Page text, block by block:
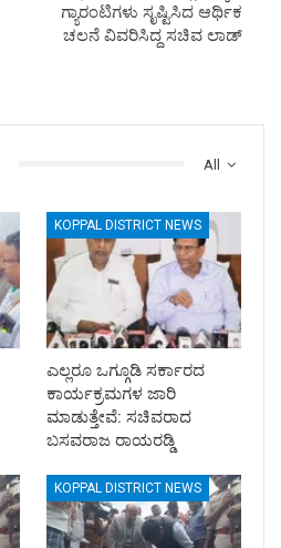
ಗ್ಯಾರಂಟಿಗಳು ಸೃಷ್ಟಿಸಿದ ಆರ್ಥಿಕ
ಚಲನೆ ವಿವರಿಸಿದ್ದ ಸಚಿವ ಲಾಡ್
All
KOPPAL DISTRICT NEWS
ಎಲ್ಲರೂ ಒಗ್ಗೂಡಿ ಸರ್ಕಾರದ
ಕಾರ್ಯಕ್ರಮಗಳ ಜಾರಿ
ಮಾಡುತ್ತೇವೆ: ಸಚಿವರಾದ
ಬಸವರಾಜ ರಾಯರಡ್ಡಿ
KOPPAL DISTRICT NEWS